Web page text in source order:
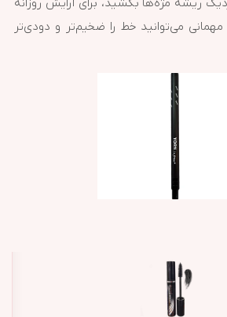
ریشه مژه‌ها بکشید، برای آرایش روزانه
می‌توانید خط را ضخیم‌تر و دودی‌تر
اصل و اورجینال
محصولات مشابه